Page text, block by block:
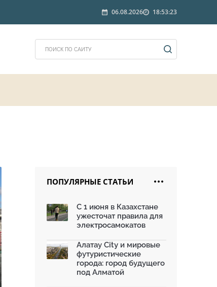
06.08.2026 18:53:23
ПОПУЛЯРНЫЕ СТАТЬИ
С 1 июня в Казахстане
ужесточат правила для
электросамокатов
Алатау City и мировые
футуристические
города: город будущего
под Алматой